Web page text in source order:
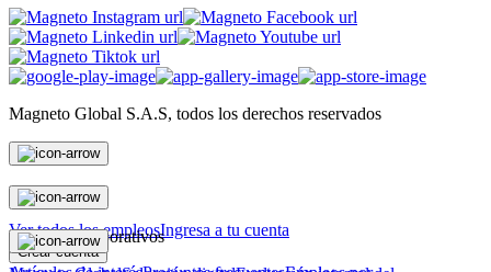
Magneto Global S.A.S, todos los derechos reservados
Personas
Ver todos los empleosIngresa a tu cuenta
Crear cuenta
Magneto Corporativos